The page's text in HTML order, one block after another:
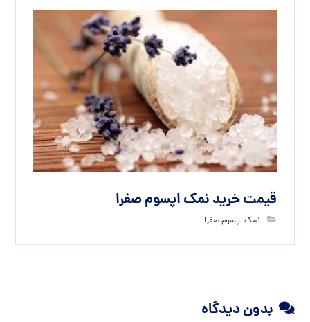
قیمت خرید نمک اپسوم صفرا
نمک اپسوم صفرا
بدون دیدگاه